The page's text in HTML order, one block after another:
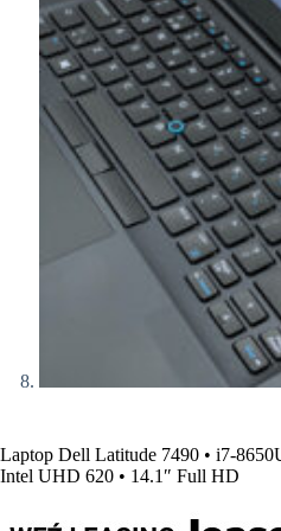
Laptop Dell Latitude 7490 • i7-
Intel UHD 620 • 14.1″ Full HD